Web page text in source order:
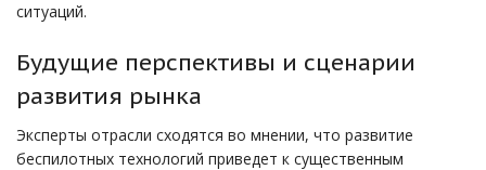
ситуаций.
Будущие перспективы и сценарии
развития рынка
Эксперты отрасли сходятся во мнении, что развитие
беспилотных технологий приведет к существенным